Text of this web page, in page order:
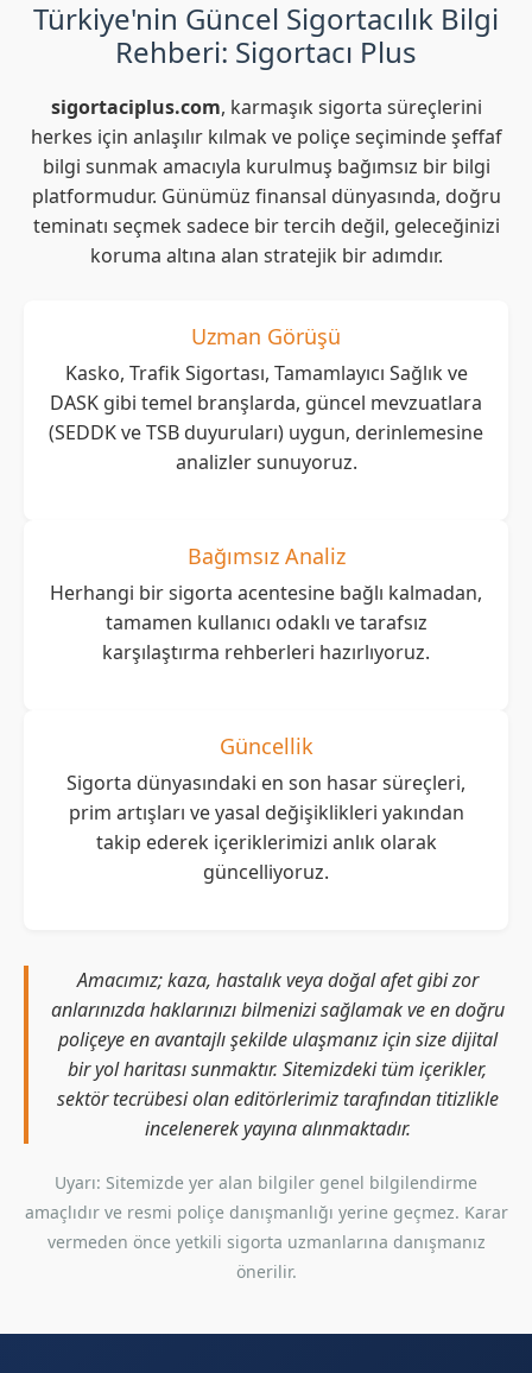
Türkiye'nin Güncel Sigortacılık Bilgi
Rehberi: Sigortacı Plus
sigortaciplus.com, karmaşık sigorta süreçlerini
herkes için anlaşılır kılmak ve poliçe seçiminde şeffaf
bilgi sunmak amacıyla kurulmuş bağımsız bir bilgi
platformudur. Günümüz finansal dünyasında, doğru
teminatı seçmek sadece bir tercih değil, geleceğinizi
koruma altına alan stratejik bir adımdır.
Uzman Görüşü
Kasko, Trafik Sigortası, Tamamlayıcı Sağlık ve
DASK gibi temel branşlarda, güncel mevzuatlara
(SEDDK ve TSB duyuruları) uygun, derinlemesine
analizler sunuyoruz.
Bağımsız Analiz
Herhangi bir sigorta acentesine bağlı kalmadan,
tamamen kullanıcı odaklı ve tarafsız
karşılaştırma rehberleri hazırlıyoruz.
Güncellik
Sigorta dünyasındaki en son hasar süreçleri,
prim artışları ve yasal değişiklikleri yakından
takip ederek içeriklerimizi anlık olarak
güncelliyoruz.
Amacımız; kaza, hastalık veya doğal afet gibi zor
anlarınızda haklarınızı bilmenizi sağlamak ve en doğru
poliçeye en avantajlı şekilde ulaşmanız için size dijital
bir yol haritası sunmaktır. Sitemizdeki tüm içerikler,
sektör tecrübesi olan editörlerimiz tarafından titizlikle
incelenerek yayına alınmaktadır.
Uyarı: Sitemizde yer alan bilgiler genel bilgilendirme
amaçlıdır ve resmi poliçe danışmanlığı yerine geçmez. Karar
vermeden önce yetkili sigorta uzmanlarına danışmanız
önerilir.